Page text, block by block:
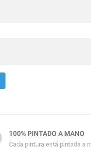
100% PINTADO A MANO
Cada pintura está pintada a